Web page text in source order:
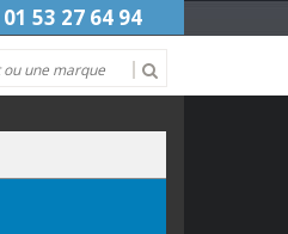
01 53 27 64 94